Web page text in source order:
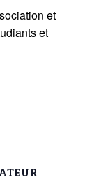
et
et